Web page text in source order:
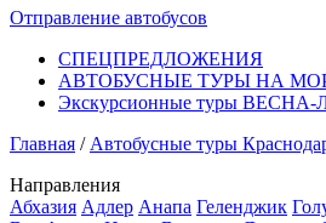
Отправление автобусов
СПЕЦПРЕДЛОЖЕНИЯ
АВТОБУСНЫЕ ТУРЫ НА
Экскурсионные туры ВЕСНА-
Главная / Автобусные туры
Направления
Абхазия Адлер Анапа Геленджик